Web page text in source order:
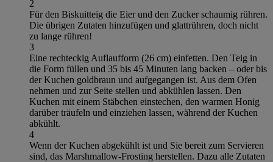
2
Für den Biskuitteig die Eier und den Zucker schaumig rühren.
Die übrigen Zutaten hinzufügen und glattrühren, doch nicht
zu lange rühren!
3
Eine rechteckig Auflaufform (26 cm) einfetten. Den Teig in
die Form füllen und 35 bis 45 Minuten lang backen – oder bis
der Kuchen goldbraun und aufgegangen ist. Aus dem Ofen
nehmen und zur Seite stellen und abkühlen lassen. Den
Kuchen mit einem Stäbchen einstechen, den warmen Honig
darüber träufeln und einziehen lassen, während der Kuchen
abkühlt.
4
Wenn der Kuchen abgekühlt ist und Sie bereit zum Servieren
sind, das Marshmallow-Frosting herstellen. Dazu alle Zutaten